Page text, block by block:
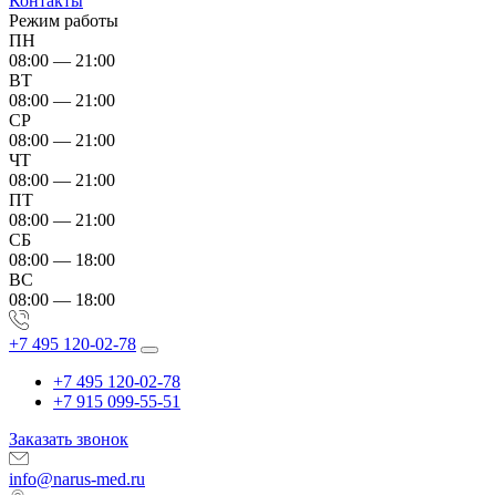
Режим работы
ПН
08:00 — 21:00
ВТ
08:00 — 21:00
СР
08:00 — 21:00
ЧТ
08:00 — 21:00
ПТ
08:00 — 21:00
СБ
08:00 — 18:00
ВС
08:00 — 18:00
+7 495 120-02-78
+7 495 120-02-78
+7 915 099-55-51
Заказать звонок
info@narus-med.ru